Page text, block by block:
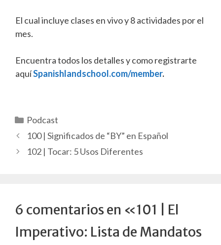
El cual incluye clases en vivo y 8 actividades por el
mes.
Encuentra todos los detalles y como registrarte
aquíSpanishlandschool.com/member.
Categorías
Podcast
100 | Significados de “BY” en Español
102 | Tocar: 5 Usos Diferentes
6 comentarios en «101 | El
Imperativo: Lista de Mandatos